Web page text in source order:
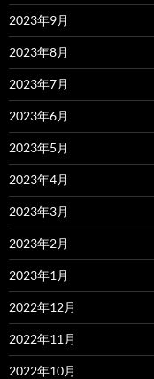
2023年9月
2023年8月
2023年7月
2023年6月
2023年5月
2023年4月
2023年3月
2023年2月
2023年1月
2022年12月
2022年11月
2022年10月